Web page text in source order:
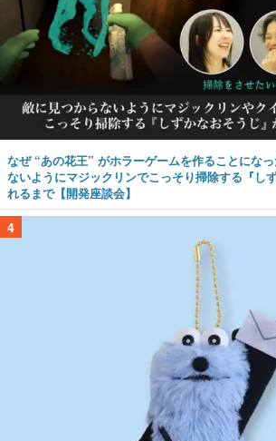
なぜ “あの花王” がホラーゲームを作ることにな
ないようにマジックリンでこっそり掃除する『し
れるまで【開発座談会】
4